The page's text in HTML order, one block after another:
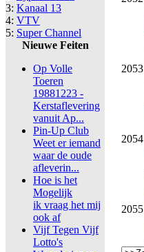
3: Kanaal 13
4: VTV
5: Super Channel
Nieuwe Feiten
Op Volle
Toeren
19881223 -
Kerstaflevering
vanuit Ap...
Pin-Up Club
Weet er iemand
waar de oude
afleverin...
Hoe is het
Mogelijk
ik vraag het mij
ook af
Vijf Tegen Vijf
Lotto's
2053
2054
2055